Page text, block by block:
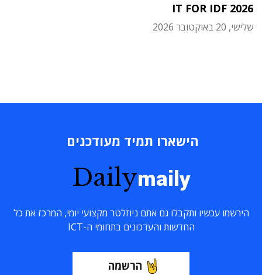
IT FOR IDF 2026
שלישי, 20 באוקטובר 2026
הישארו תמיד מעודכנים
Dailymaily
הירשמו עכשיו ותקבלו גם אתם ניוזלטר מקצועי יומי, המרכז את כל
החדשות והעדכונים בתחומי ה-ICT
הרשמה